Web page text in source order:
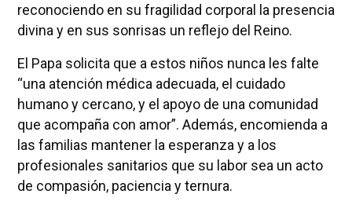
reconociendo en su fragilidad corporal la presencia
divina y en sus sonrisas un reflejo del Reino.
El Papa solicita que a estos niños nunca les falte
“una atención médica adecuada, el cuidado
humano y cercano, y el apoyo de una comunidad
que acompaña con amor”. Además, encomienda a
las familias mantener la esperanza y a los
profesionales sanitarios que su labor sea un acto
de compasión, paciencia y ternura.